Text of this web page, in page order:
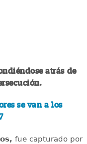
atrás de
se van a los
fue capturado por